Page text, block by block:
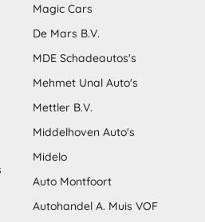
Magic Cars
De Mars B.V.
MDE Schadeautos's
Mehmet Unal Auto's
Mettler B.V.
Middelhoven Auto's
Midelo
Auto Montfoort
Autohandel A. Muis VOF